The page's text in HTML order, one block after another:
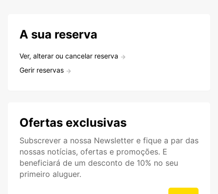
A sua reserva
Ver, alterar ou cancelar reserva
Gerir reservas
Ofertas exclusivas
Subscrever a nossa Newsletter e fique a par das
nossas notícias, ofertas e promoções. E
beneficiará de um desconto de 10% no seu
primeiro aluguer.